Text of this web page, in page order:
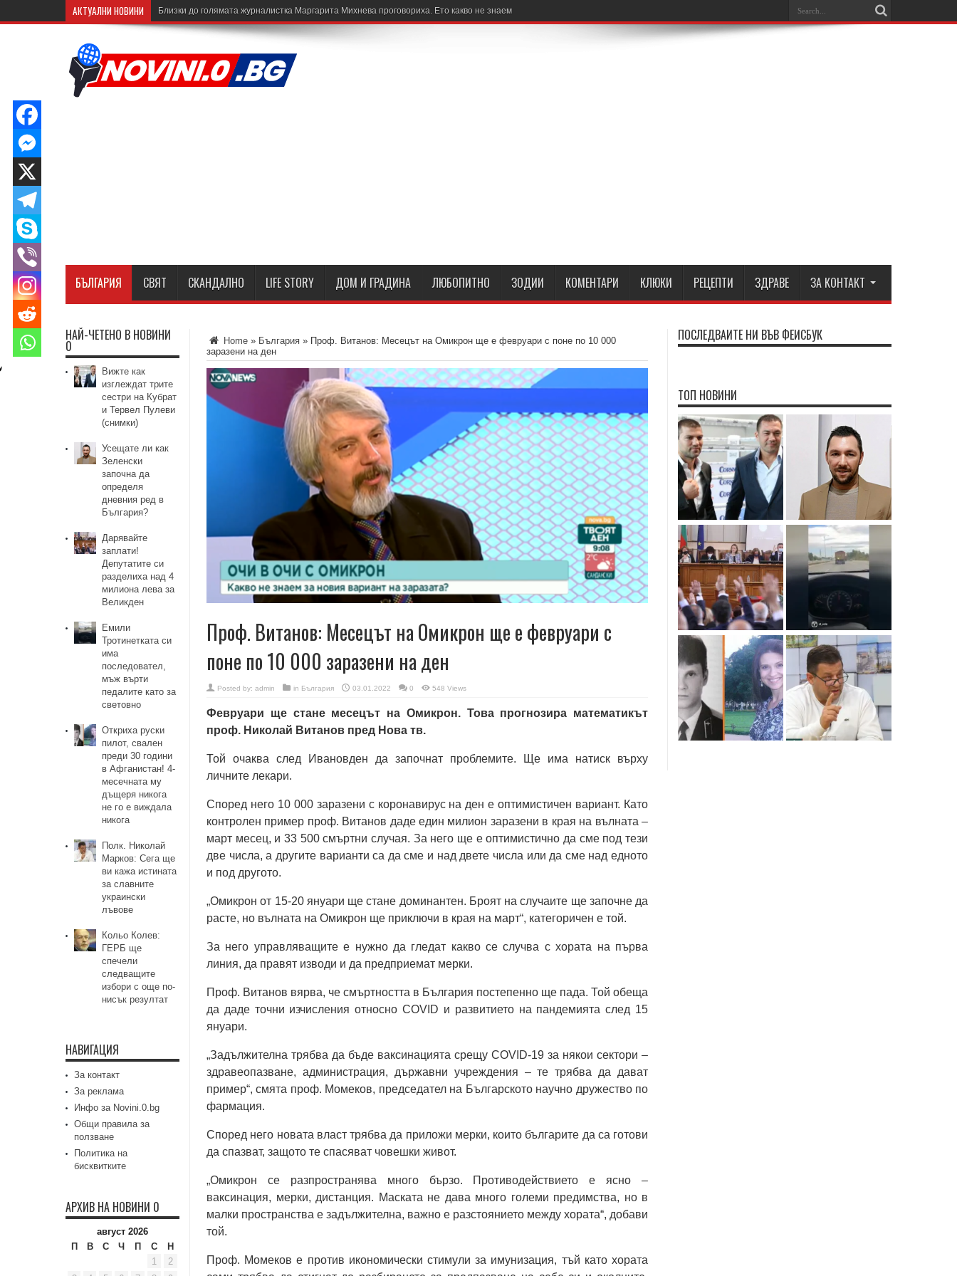
АКТУАЛНИ НОВИНИ Близки до голямата журналистка Маргарита Михнева проговориха. Ето какво не знаем
БЪЛГАРИЯ СВЯТ СКАНДАЛНО LIFE STORY ДОМ И ГРАДИНА ЛЮБОПИТНО ЗОДИИ КОМЕНТАРИ КЛЮКИ РЕЦЕПТИ ЗДРАВЕ ЗА КОНТАКТ
Home » България » Проф. Витанов: Месецът на Омикрон ще е февруари с поне по 10 000
заразени на ден
Проф. Витанов: Месецът на Омикрон ще е февруари с
поне по 10 000 заразени на ден
Posted by: admin in България 03.01.2022 0 548 Views
Февруари ще стане месецът на Омикрон. Това прогнозира математикът
проф. Николай Витанов пред Нова тв.
Той очаква след Ивановден да започнат проблемите. Ще има натиск върху
личните лекари.
Според него 10 000 заразени с коронавирус на ден е оптимистичен вариант. Като
контролен пример проф. Витанов даде един милион заразени в края на вълната –
март месец, и 33 500 смъртни случая. За него ще е оптимистично да сме под тези
две числа, а другите варианти са да сме и над двете числа или да сме над едното
и под другото.
„Омикрон от 15-20 януари ще стане доминантен. Броят на случаите ще започне да
расте, но вълната на Омикрон ще приключи в края на март“, категоричен е той.
За него управляващите е нужно да гледат какво се случва с хората на първа
линия, да правят изводи и да предприемат мерки.
Проф. Витанов вярва, че смъртността в България постепенно ще пада. Той обеща
да даде точни изчисления относно COVID и развитието на пандемията след 15
януари.
„Задължителна трябва да бъде ваксинацията срещу COVID-19 за някои сектори –
здравеопазване, администрация, държавни учреждения – те трябва да дават
пример“, смята проф. Момеков, председател на Българското научно дружество по
фармация.
Според него новата власт трябва да приложи мерки, които българите да са готови
да спазват, защото те спасяват човешки живот.
„Омикрон се разпространява много бързо. Противодействието е ясно –
ваксинация, мерки, дистанция. Маската не дава много големи предимства, но в
малки пространства е задължителна, важно е разстоянието между хората“, добави
той.
Проф. Момеков е против икономически стимули за имунизация, тъй като хората
НАЙ-ЧЕТЕНО В НОВИНИ
0
Вижте как
изглеждат трите
сестри на Кубрат
и Тервел Пулеви
(снимки)
Усещате ли как
Зеленски
започна да
определя
дневния ред в
България?
Дарявайте
заплати!
Депутатите си
разделиха над 4
милиона лева за
Великден
Емили
Тротинетката си
има
последовател,
мъж върти
педалите като за
световно
Откриха руски
пилот, свален
преди 30 години
в Афганистан! 4-
месечната му
дъщеря никога
не го е виждала
никога
Полк. Николай
Марков: Сега ще
ви кажа истината
за славните
украински
лъвове
Кольо Колев:
ГЕРБ ще
спечели
следващите
избори с още по-
нисък резултат
НАВИГАЦИЯ
За контакт
За реклама
Инфо за Novini.0.bg
Общи правила за
ползване
Политика на
бисквитките
АРХИВ НА НОВИНИ 0
август 2026
П
В С Ч П С
Н
1
2
ПОСЛЕДВАЙТЕ НИ ВЪВ ФЕЙСБУК
ТОП НОВИНИ